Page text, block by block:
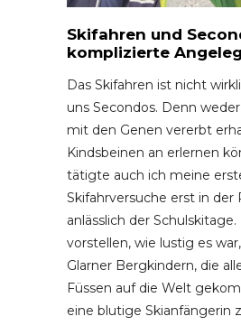
Skifahren und
komplizierte
Das Skifahren ist nicht
uns Secondos. Denn
mit den Genen vererbt
Kindsbeinen an erlernen
tätigte auch ich meine
Skifahrversuche erst in der
anlässlich der
vorstellen, wie lustig es
Glarner Bergkindern, die
Füssen auf die Welt
eine blutige Skianfängerin